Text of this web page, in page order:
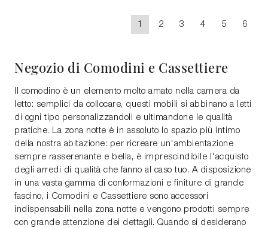
1 2 3 4 5 6
Negozio di Comodini e Cassettiere
Il comodino è un elemento molto amato nella camera da
letto: semplici da collocare, questi mobili si abbinano a letti
di ogni tipo personalizzandoli e ultimandone le qualità
pratiche. La zona notte è in assoluto lo spazio più intimo
della nostra abitazione: per ricreare un'ambientazione
sempre rasserenante e bella, è imprescindibile l'acquisto
degli arredi di qualità che fanno al caso tuo. A disposizione
in una vasta gamma di conformazioni e finiture di grande
fascino, i Comodini e Cassettiere sono accessori
indispensabili nella zona notte e vengono prodotti sempre
con grande attenzione dei dettagli. Quando si desiderano